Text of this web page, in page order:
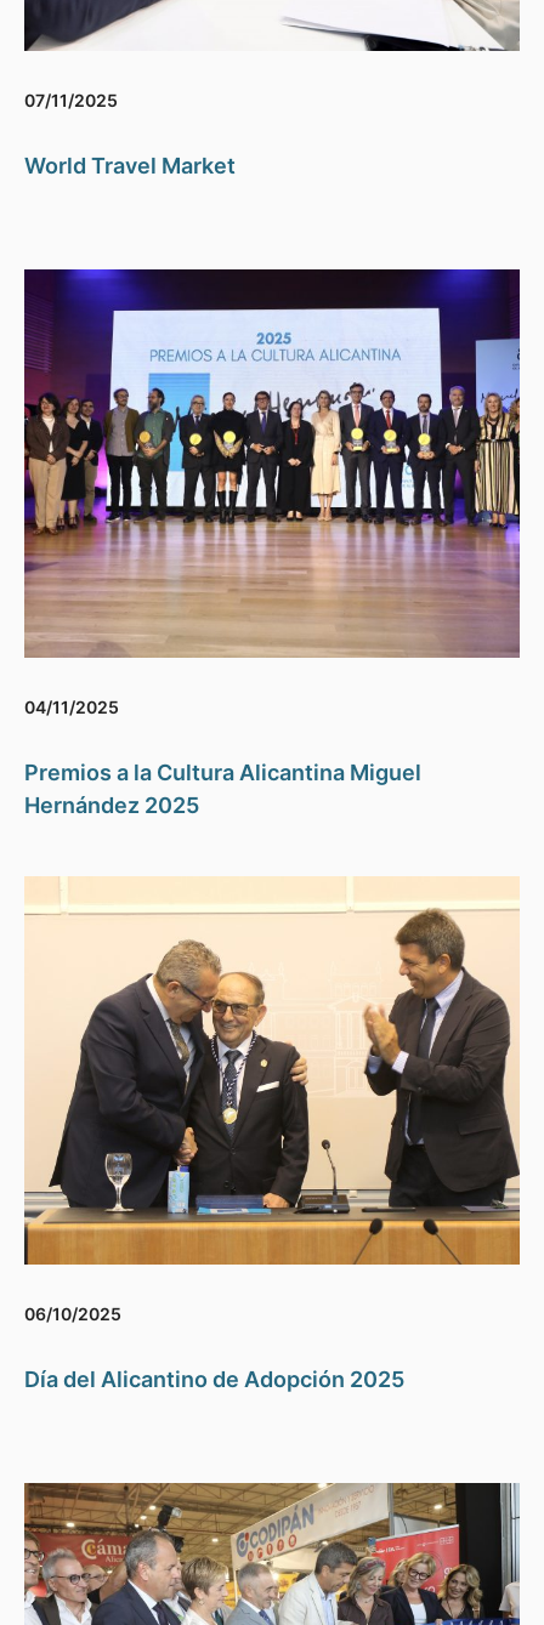
07/11/2025
World Travel Market
04/11/2025
Premios a la Cultura Alicantina Miguel
Hernández 2025
06/10/2025
Día del Alicantino de Adopción 2025